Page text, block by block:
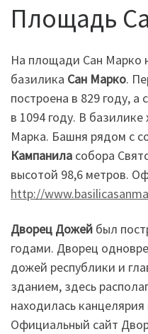
Площадь
На площади Сан Марко
базилика Сан Марко.
построена в 829 году,
в 1094 году. В
Марка. Башня рядом с
Кампанила собора
высотой 98,6 метров.
http://
Дворец Дожей был
годами. Дворец
дожей республики и
зданием, здесь
находилась
Официальный сайт